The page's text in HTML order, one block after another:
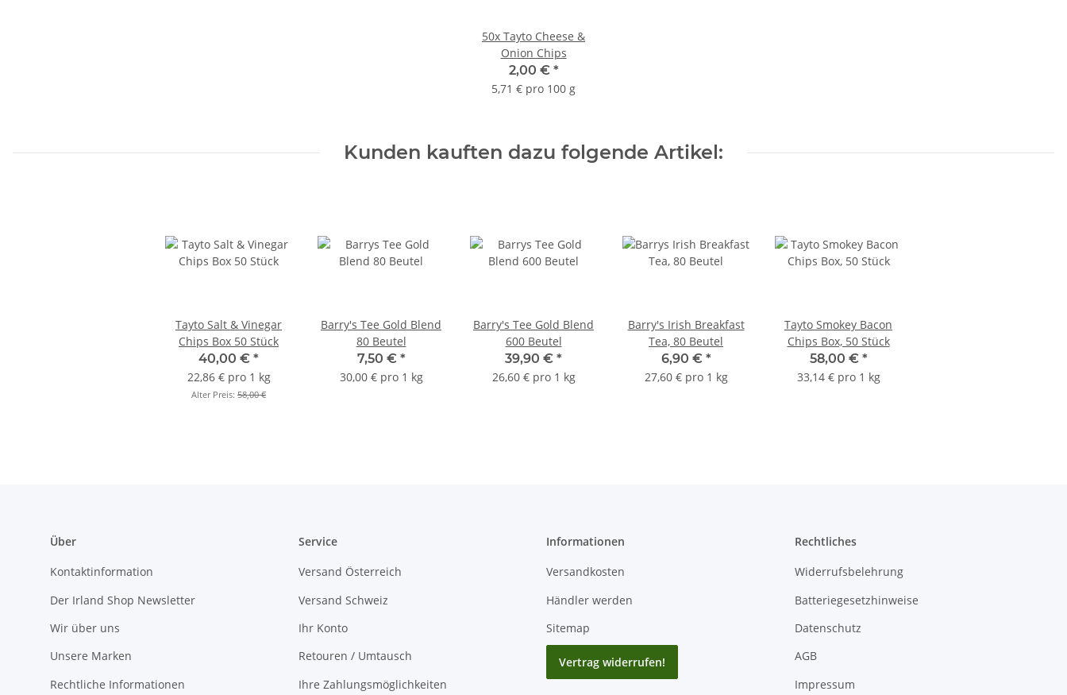
50x Tayto Cheese &
Onion Chips
2,00 € *
5,71 € pro 100 g
Kunden kauften dazu folgende Artikel:
Tayto Salt & Vinegar
Chips Box 50 Stück
40,00 € *
22,86 € pro 1 kg
Alter Preis: 58,00 €
Barry's Tee Gold Blend
80 Beutel
7,50 € *
30,00 € pro 1 kg
Barry's Tee Gold Blend
600 Beutel
39,90 € *
26,60 € pro 1 kg
Barry's Irish Breakfast
Tea, 80 Beutel
6,90 € *
27,60 € pro 1 kg
Tayto Smokey Bacon
Chips Box, 50 Stück
58,00 € *
33,14 € pro 1 kg
Über
Kontaktinformation
Der Irland Shop Newsletter
Wir über uns
Unsere Marken
Rechtliche Informationen
Service
Versand Österreich
Versand Schweiz
Ihr Konto
Retouren / Umtausch
Ihre Zahlungsmöglichkeiten
Informationen
Versandkosten
Händler werden
Sitemap
Vertrag widerrufen!
Rechtliches
Widerrufsbelehrung
Batteriegesetzhinweise
Datenschutz
AGB
Impressum